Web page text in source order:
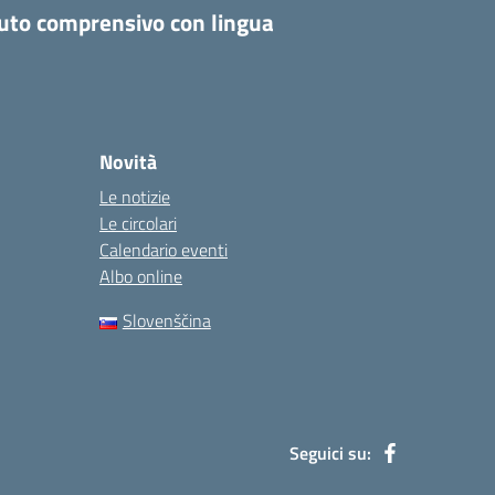
comprensivo con lingua
Novità
Le notizie
Le circolari
Calendario eventi
Albo online
Slovenščina
Seguici su: